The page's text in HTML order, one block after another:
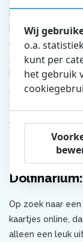
Maak kennis met
uit de Noordzee,
dolfijnen .
leer alles over
Haaibaai en
dag uit, kun je
Op zoek naar
kaartjes online,
alleen een leuk
Wij
o.a.
kunt per
het gebruik